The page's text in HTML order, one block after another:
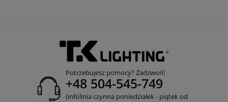
Potrzebujesz pomocy? Zadzwoń!
+48 504-545-749
(infolinia czynna poniedziałek - piątek od